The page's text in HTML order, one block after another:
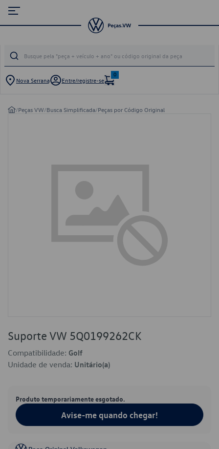
Nova Serrana Entre/registre-se
0
/Peças VW/Busca Simplificada/Peças por Código Original
Suporte VW 5Q0199262CK
Compatibilidade: Golf
Unidade de venda: Unitário(a)
Produto temporariamente esgotado.
Avise-me quando chegar!